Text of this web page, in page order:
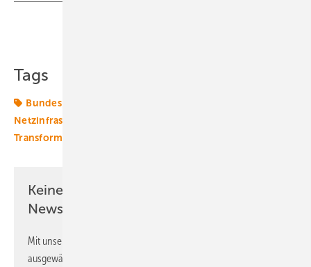
Tags
Bundespolitik
Netzinfrastruktur
Transformation
Keine Zeit? Kein Problem mit dem ERE
Newsletter!
Mit unserem Newsletter erhalten Sie regelmäßig von uns
ausgewählte Informationen und Neuigkeiten, gebündelt und